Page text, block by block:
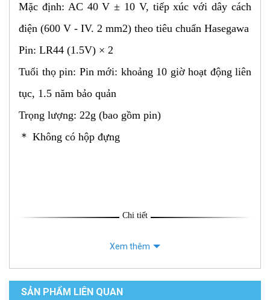
Mặc định: AC 40 V ± 10 V, tiếp xúc với dây cách
điện (600 V - IV. 2 mm2) theo tiêu chuẩn Hasegawa
Pin: LR44 (1.5V) × 2
Tuổi thọ pin: Pin mới: khoảng 10 giờ hoạt động liên
tục, 1.5 năm bảo quản
Trọng lượng: 22g (bao gồm pin)
＊ Không có hộp đựng
Chi tiết
Xem thêm
SẢN PHẨM LIÊN QUAN